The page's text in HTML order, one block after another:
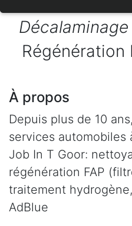
Régénération
À propos
Depuis plus de 10
services automobiles
Job In T Goor:
régénération FAP
traitement
AdBlue